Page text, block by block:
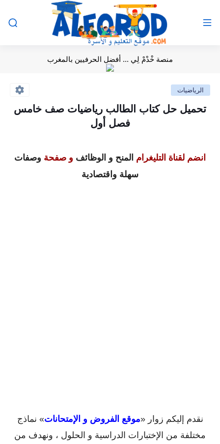
منصة خْدْمْ لِي ... أفضل الحرفيين بالمغرب
الرياضيات
تحميل حل كتاب الطالب رياضيات صف خامس
فصل أول
انضم لقناة التليغرام المنح و الوظائف و صفحة وصفات
سهلة واقتصادية
نقدم إليكم زوار «موقع الفروض و الإمتحانات» نماذج
مختلفة من الإختبارات الدراسية و الحلول ، ونهدف من